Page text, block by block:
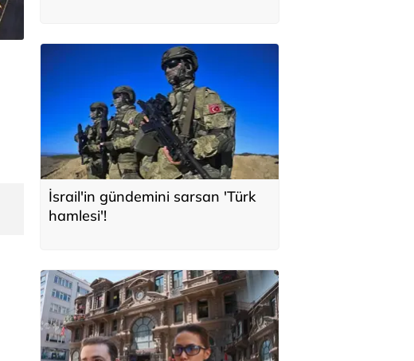
İsrail'in gündemini sarsan 'Türk
hamlesi'!